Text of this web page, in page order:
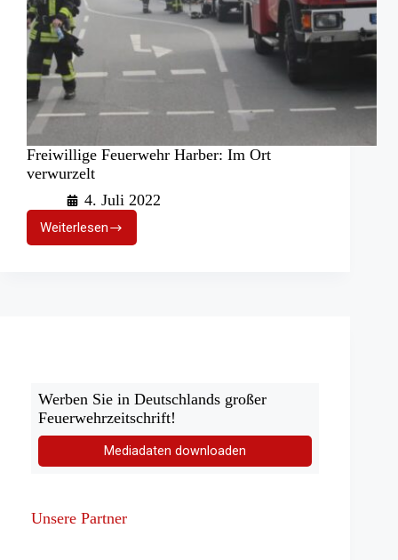
Freiwillige Feuerwehr Harber: Im Ort
verwurzelt
4. Juli 2022
Weiterlesen
Freiwillige
Feuerwehr
Werben Sie in Deutschlands großer
Feuerwehrzeitschrift!
Mediadaten downloaden
Unsere Partner